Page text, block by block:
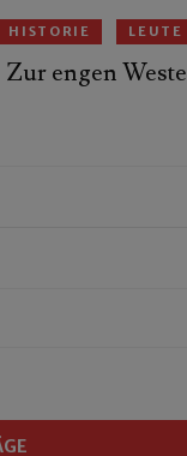
HISTORIE LEUTE
Zur engen Weste